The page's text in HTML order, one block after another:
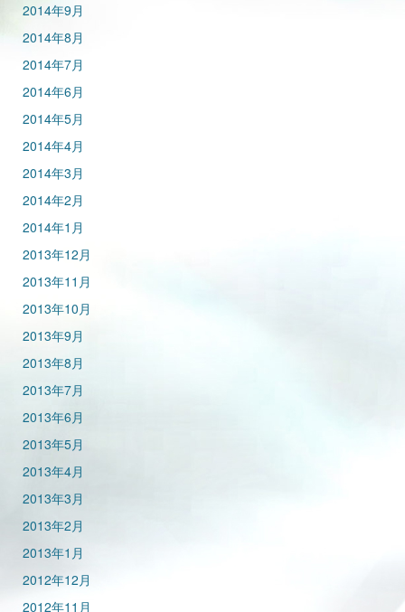
2014年9月
2014年8月
2014年7月
2014年6月
2014年5月
2014年4月
2014年3月
2014年2月
2014年1月
2013年12月
2013年11月
2013年10月
2013年9月
2013年8月
2013年7月
2013年6月
2013年5月
2013年4月
2013年3月
2013年2月
2013年1月
2012年12月
2012年11月